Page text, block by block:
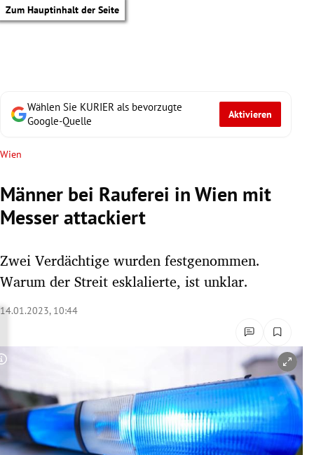
Zum Hauptinhalt der Seite
Untermenü
Untermenü
Untermenü
Wählen Sie KURIER als bevorzugte
Google-Quelle
Aktivieren
Wien
Männer bei Rauferei in Wien mit
Messer attackiert
Zwei Verdächtige wurden festgenommen.
Warum der Streit esklalierte, ist unklar.
14.01.2023, 10:44
Copyright-Hinweis öffnen/schließen